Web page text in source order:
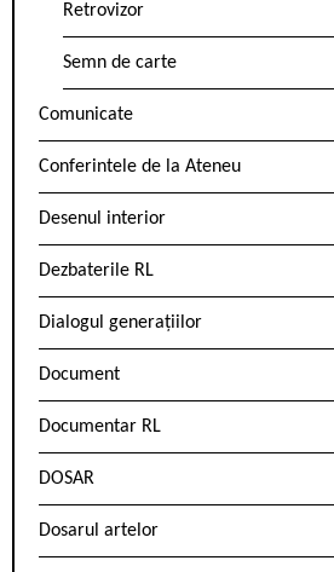
Retrovizor
Semn de carte
Comunicate
Conferintele de la Ateneu
Desenul interior
Dezbaterile RL
Dialogul generațiilor
Document
Documentar RL
DOSAR
Dosarul artelor